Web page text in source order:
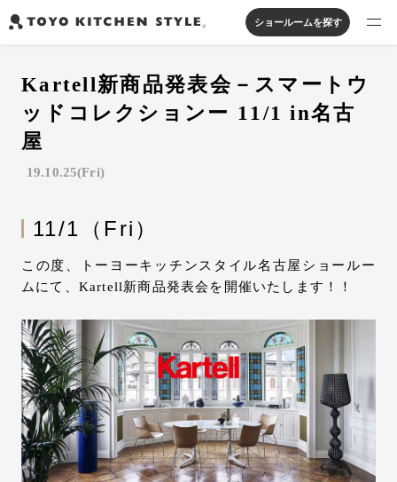
オープンキッチン
アイランドキッチン
ペニンシュラキッチン
システムキッチン
家具・照明・タイル
実例から探す
私たちについて
ジャーナルを読む
オンラインストア
お知らせ
カタログを見る
よくあるご質問
お問い合わせ
サポート
LANGUAGE : JP
ショールームを探す
Kartell新商品発表会－スマートウ
ッドコレクションー 11/1 in名古
屋
19.10.25(Fri)
11/1（Fri）
この度、トーヨーキッチンスタイル名古屋ショールー
ムにて、Kartell新商品発表会を開催いたします！！